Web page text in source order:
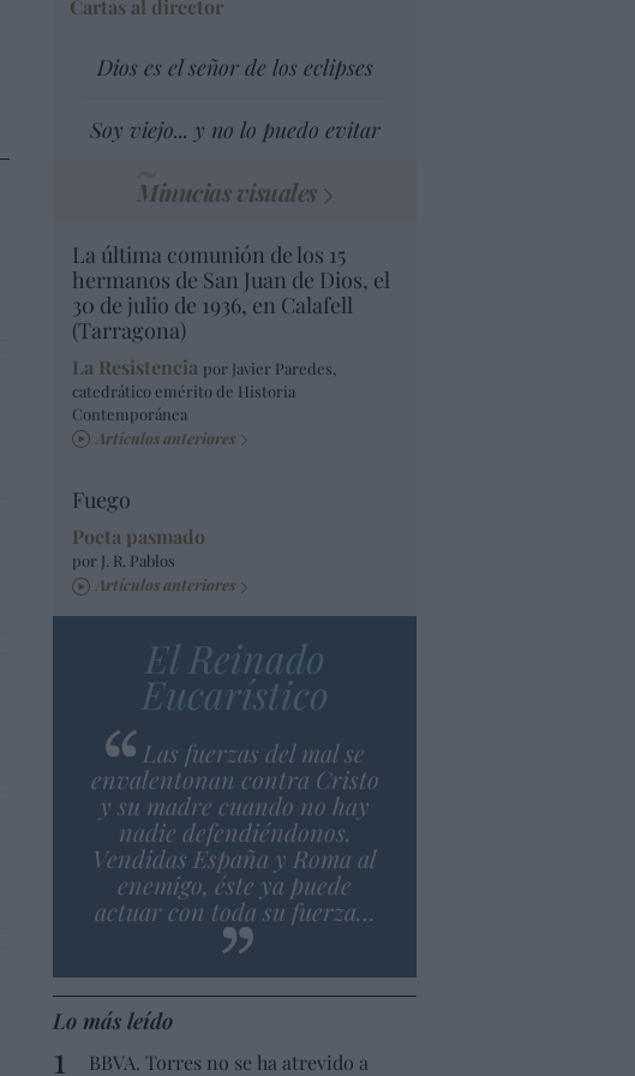
Cartas al director
Dios es el señor de los eclipses
Soy viejo... y no lo puedo evitar
Minucias visuales
La última comunión de los 15
hermanos de San Juan de Dios, el
30 de julio de 1936, en Calafell
(Tarragona)
La Resistencia por Javier Paredes,
catedrático emérito de Historia
Contemporánea
Artículos anteriores
Fuego
Poeta pasmado
por J. R. Pablos
Artículos anteriores
El Reinado
Eucarístico
Las fuerzas del mal se
envalentonan contra Cristo
y su madre cuando no hay
nadie defendiéndonos.
Vendidas España y Roma al
enemigo, éste ya puede
actuar con toda su fuerza…
Lo más leído
BBVA. Torres no se ha atrevido a